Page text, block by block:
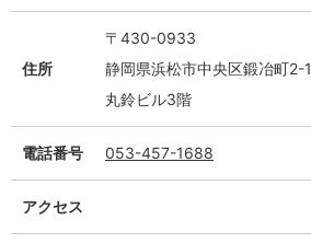
住所
〒430-0933
静岡県浜松市中央区鍛冶町2-1
丸鈴ビル3階
電話番号 053-457-1688
アクセス